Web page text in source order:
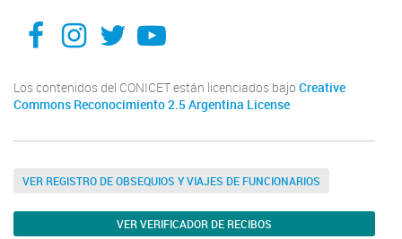
Facebook
Instagram
X You Tube
Los contenidos del CONICET están licenciados bajo Creative
Commons Reconocimiento 2.5 Argentina License
VER REGISTRO DE OBSEQUIOS Y VIAJES DE FUNCIONARIOS
VER VERIFICADOR DE RECIBOS